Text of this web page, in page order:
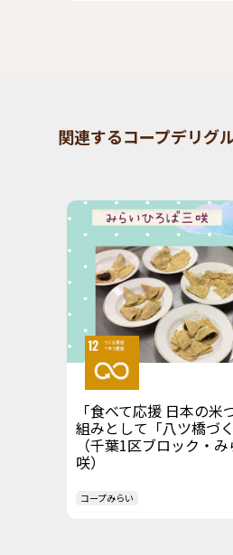
関連するコープデリグ
「食べて応援 日本の米
組みとして「八ツ橋づ
（千葉1区ブロック・
咲）
コープみらい